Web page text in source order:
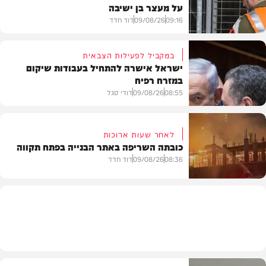
חרדים
על מעצר בן ישיבה
09:16
09/08/26דוד חדד
חדשות
במקביל לפעילות הצבאית
ישראל אישרה להתחיל בעבודות שיקום
במזרח רפיח
08:55
09/08/26דודי סגל
לאחר שעות ארוכות
כובתה השריפה באתר הבנייה בפתח תקווה
08:36
09/08/26דוד חדד